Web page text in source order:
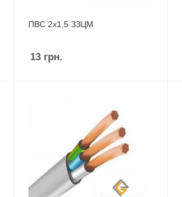
ПВС 2х1,5 ЗЗЦМ
13грн.